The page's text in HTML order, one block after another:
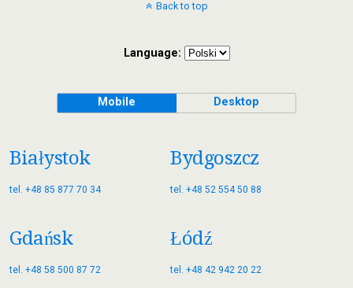
Back to top
Language:
Mobile Desktop
Białystok
tel. +48 85 877 70 34
Bydgoszcz
tel. +48 52 554 50 88
Gdańsk
tel. +48 58 500 87 72
Łódź
tel. +48 42 942 20 22